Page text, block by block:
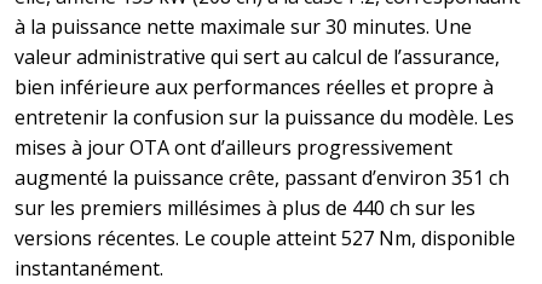
à la puissance nette maximale sur 30 minutes. Une
valeur administrative qui sert au calcul de l’assurance,
bien inférieure aux performances réelles et propre à
entretenir la confusion sur la puissance du modèle. Les
mises à jour OTA ont d’ailleurs progressivement
augmenté la puissance crête, passant d’environ 351 ch
sur les premiers millésimes à plus de 440 ch sur les
versions récentes. Le couple atteint 527 Nm, disponible
instantanément.